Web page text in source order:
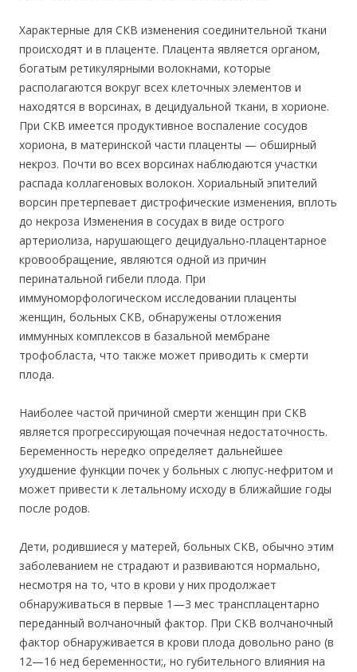
Характерные для СКВ изменения соединительной ткани
происходят и в плаценте. Плацента является органом,
богатым ретикулярными волокнами, которые
располагаются вокруг всех клеточных элементов и
находятся в ворсинах, в децидуальной ткани, в хорионе.
При СКВ имеется продуктивное воспаление сосудов
хориона, в материнской части плаценты — обширный
некроз. Почти во всех ворсинах наблюдаются участки
распада коллагеновых волокон. Хориальный эпителий
ворсин претерпевает дистрофические изменения, вплоть
до некроза Изменения в сосудах в виде острого
артериолиза, нарушающего децидуально-плацентарное
кровообращение, являются одной из причин
перинатальной гибели плода. При
иммуноморфологическом исследовании плаценты
женщин, больных СКВ, обнаружены отложения
иммунных комплексов в базальной мембране
трофобласта, что также может приводить к смерти
плода.
Наиболее частой причиной смерти женщин при СКВ
является прогрессирующая почечная недостаточность.
Беременность нередко определяет дальнейшее
ухудшение функции почек у больных с люпус-нефритом и
может привести к летальному исходу в ближайшие годы
после родов.
Дети, родившиеся у матерей, больных СКВ, обычно этим
заболеванием не страдают и развиваются нормально,
несмотря на то, что в крови у них продолжает
обнаруживаться в первые 1—3 мес трансплацентарно
переданный волчаночный фактор. При СКВ волчаночный
фактор обнаруживается в крови плода довольно рано (в
12—16 нед беременности;, но губительного влияния на